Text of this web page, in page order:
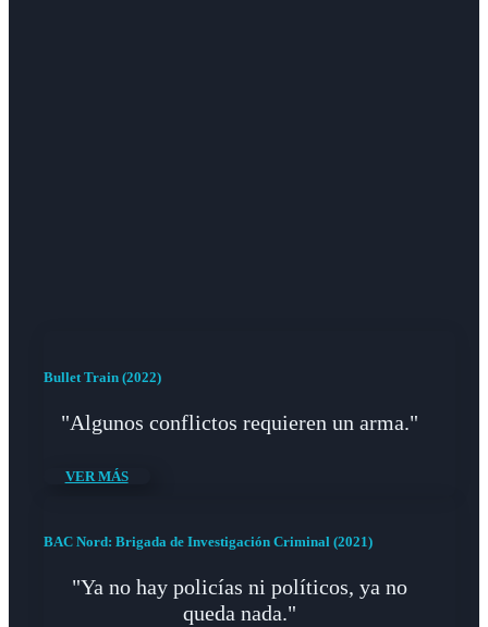
Bullet Train (2022)
"Algunos conflictos requieren un arma."
VER MÁS
BAC Nord: Brigada de Investigación Criminal (2021)
"Ya no hay policías ni políticos, ya no
queda nada."